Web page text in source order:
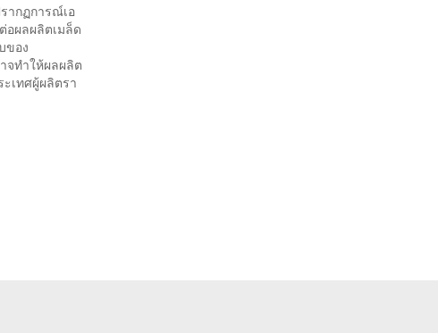
ากฏการณ์เอ
อผลผลิตเมล็ด
ของ
ทำให้ผลผลิต
เทศผู้ผลิตรา